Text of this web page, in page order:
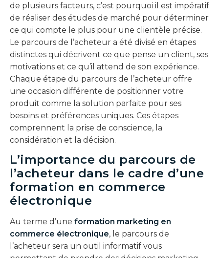
de plusieurs facteurs, c’est pourquoi il est impératif
de réaliser des études de marché pour déterminer
ce qui compte le plus pour une clientèle précise.
Le parcours de l’acheteur a été divisé en étapes
distinctes qui décrivent ce que pense un client, ses
motivations et ce qu’il attend de son expérience.
Chaque étape du parcours de l’acheteur offre
une occasion différente de positionner votre
produit comme la solution parfaite pour ses
besoins et préférences uniques. Ces étapes
comprennent la prise de conscience, la
considération et la décision.
L’importance du parcours de
l’acheteur dans le cadre d’une
formation en commerce
électronique
Au terme d’une formation marketing en
commerce électronique, le parcours de
l’acheteur sera un outil informatif vous